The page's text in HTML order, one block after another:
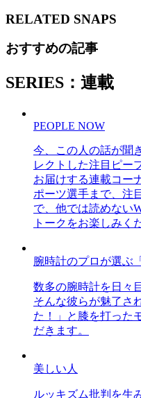
RELATED SNAPS
おすすめの記事
SERIES：連載
PEOPLE NOW
今、この人の話が聞
レクトした注目ピー
お届けする連載コー
ポーツ選手まで、注
で、他では読めない
トークをお楽しみく
腕時計のプロが選ぶ
数多の腕時計を日々
そんな彼らが魅了さ
た！」と膝を打った
だきます。
美しい人
ルッキズム批判を生